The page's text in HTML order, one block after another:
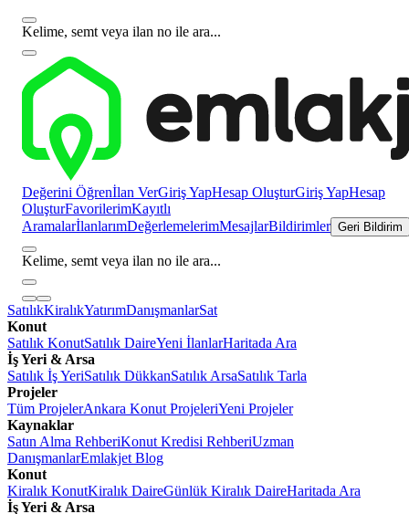
Kelime, semt veya ilan no ile ara...
Değerini Öğrenİlan VerGiriş YapHesap OluşturGiriş YapHesap
OluşturFavorilerimKayıtlı
AramalarİlanlarımDeğerlemelerimMesajlarBildirimler Geri Bildirim
Kelime, semt veya ilan no ile ara...
SatılıkKiralıkYatırımDanışmanlarSat
Konut
Satılık KonutSatılık DaireYeni İlanlarHaritada Ara
İş Yeri & Arsa
Satılık İş YeriSatılık DükkanSatılık ArsaSatılık Tarla
Projeler
Tüm ProjelerAnkara Konut ProjeleriYeni Projeler
Kaynaklar
Satın Alma RehberiKonut Kredisi RehberiUzman
DanışmanlarEmlakjet Blog
Konut
Kiralık KonutKiralık DaireGünlük Kiralık DaireHaritada Ara
İş Yeri & Arsa